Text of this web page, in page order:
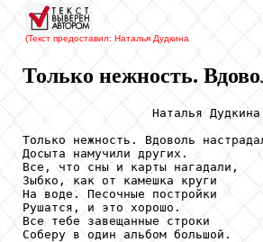
(Текст предоставил: Наталья Дудкина
Только нежность.
                  Наталья Дудкина
Только нежность. Вдоволь
Досыта намучили других.
Все, что сны и карты нагадали,
Зыбко, как от камешка круги
На воде. Песочные постройки
Рушатся, и это хорошо.
Все тебе завещанные строки
Соберу в один альбом большой.